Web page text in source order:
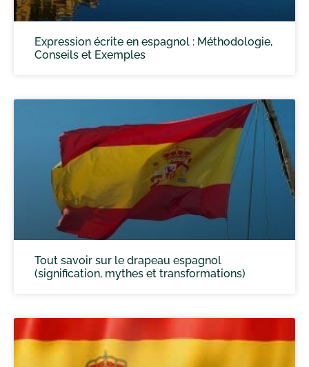
Expression écrite en espagnol : Méthodologie,
Conseils et Exemples
Tout savoir sur le drapeau espagnol
(signification, mythes et transformations)